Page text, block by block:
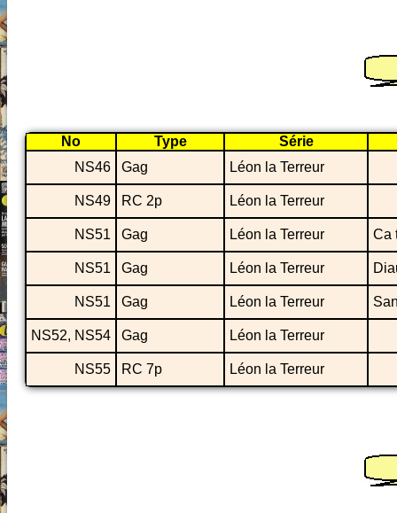
No Type
Série
NS46
Gag Léon la Terreur
NS49 RC 2p Léon la Terreur
NS51 Gag Léon la Terreur Ca
NS51 Gag Léon la Terreur
NS51 Gag Léon la Terreur
NS52, NS54 Gag Léon la Terreur
NS55 RC 7p Léon la Terreur